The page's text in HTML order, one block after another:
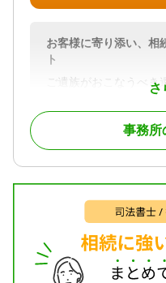
さ
お客様に寄り添い、相
ト
ご遺族がおこなうべき
十種類以上あるともあ
かかる時間や労力は途
当事務所では、お客様
様々なサポートプラン
対応地域
愛知全域、三重全域、
対応業務
事務所